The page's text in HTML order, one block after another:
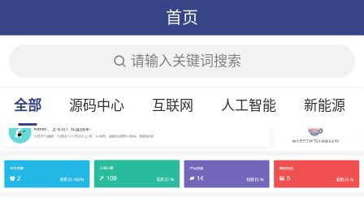
首页
请输入关键词搜索
全部 源码中心 互联网 人工智能 新能源